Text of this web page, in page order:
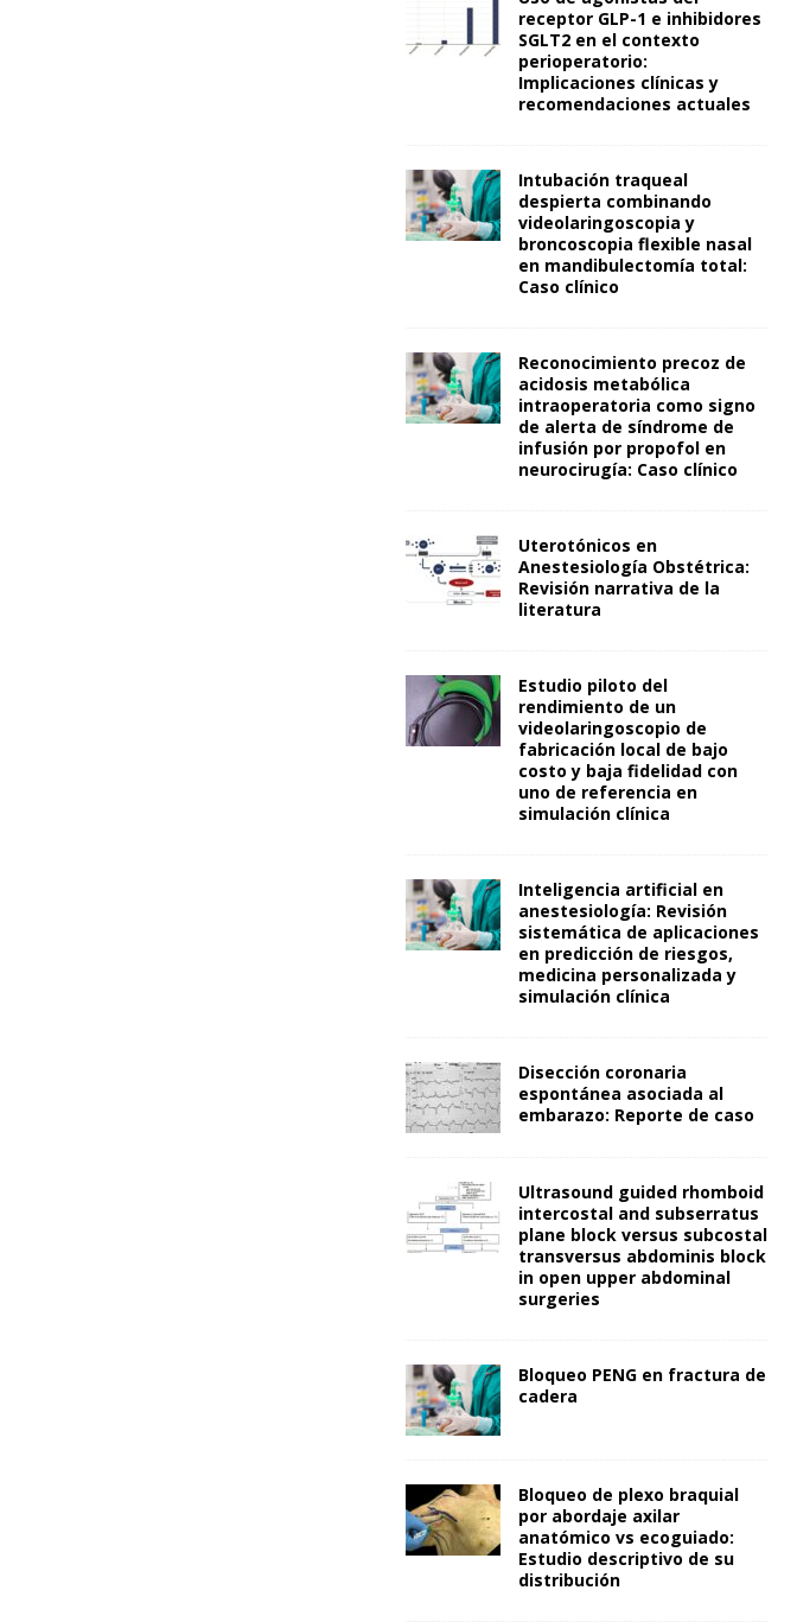
receptor GLP-1 e inhibidores
SGLT2 en el contexto
perioperatorio:
Implicaciones clínicas y
recomendaciones actuales
Intubación traqueal
despierta combinando
videolaringoscopia y
broncoscopia flexible nasal
en mandibulectomía total:
Caso clínico
Reconocimiento precoz de
acidosis metabólica
intraoperatoria como signo
de alerta de síndrome de
infusión por propofol en
neurocirugía: Caso clínico
Uterotónicos en
Anestesiología Obstétrica:
Revisión narrativa de la
literatura
Estudio piloto del
rendimiento de un
videolaringoscopio de
fabricación local de bajo
costo y baja fidelidad con
uno de referencia en
simulación clínica
Inteligencia artificial en
anestesiología: Revisión
sistemática de aplicaciones
en predicción de riesgos,
medicina personalizada y
simulación clínica
Disección coronaria
espontánea asociada al
embarazo: Reporte de caso
Ultrasound guided rhomboid
intercostal and subserratus
plane block versus subcostal
transversus abdominis block
in open upper abdominal
surgeries
Bloqueo PENG en fractura de
cadera
Bloqueo de plexo braquial
por abordaje axilar
anatómico vs ecoguiado:
Estudio descriptivo de su
distribución